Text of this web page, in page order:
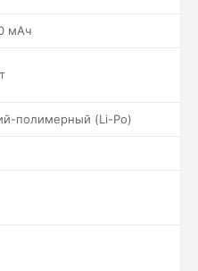
мАч
полимерный (Li-Po)